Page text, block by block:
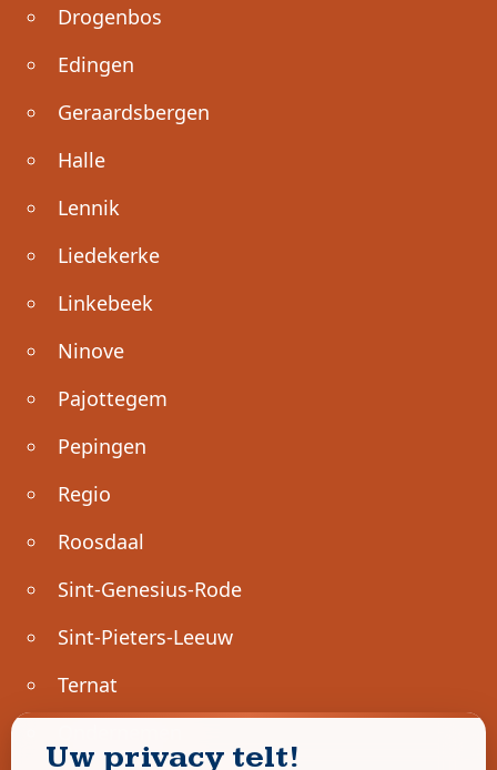
Drogenbos
Edingen
Geraardsbergen
Halle
Lennik
Liedekerke
Linkebeek
Ninove
Pajottegem
Pepingen
Regio
Roosdaal
Sint-Genesius-Rode
Sint-Pieters-Leeuw
Ternat
Uw privacy telt!